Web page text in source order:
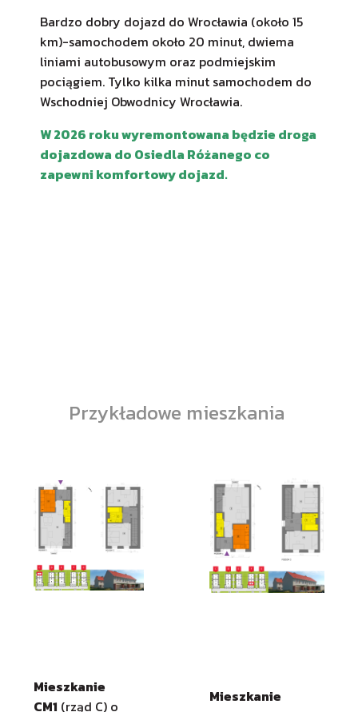
Bardzo dobry dojazd do Wrocławia (około 15
km)-samochodem około 20 minut, dwiema
liniami autobusowym oraz podmiejskim
pociągiem. Tylko kilka minut samochodem do
Wschodniej Obwodnicy Wrocławia.
W 2026 roku wyremontowana będzie droga
dojazdowa do Osiedla Różanego co
zapewni komfortowy dojazd.
Przykładowe mieszkania
Mieszkanie
CM1 (rząd C) o
Mieszkanie